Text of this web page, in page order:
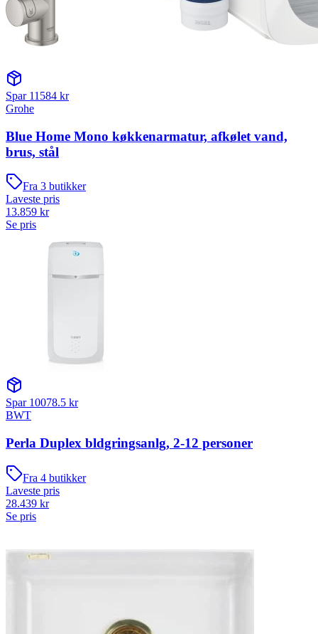
Spar 11584 kr
Grohe
Blue Home Mono køkkenarmatur, afkølet vand,
brus, stål
Fra 3 butikker
Laveste pris
13.859 kr
Se pris
Spar 10078.5 kr
BWT
Perla Duplex bldgringsanlg, 2-12 personer
Fra 4 butikker
Laveste pris
28.439 kr
Se pris